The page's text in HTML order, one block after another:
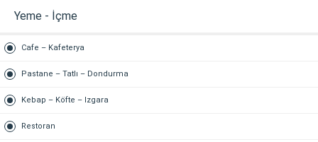
Yeme - İçme
Cafe – Kafeterya
Pastane – Tatlı – Dondurma
Kebap – Köfte – Izgara
Restoran